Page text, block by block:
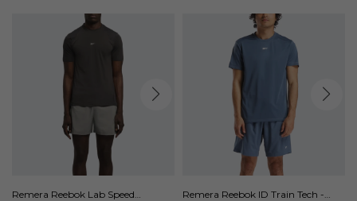
Remera Reebok Lab Speed
Remera Reebok ID Train Tech -